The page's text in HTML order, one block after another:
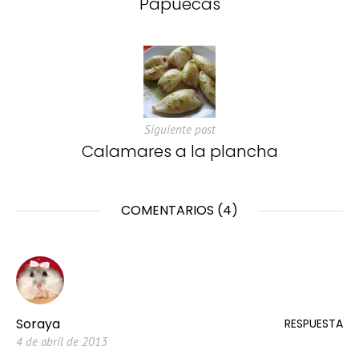
Siguiente post
Calamares a la plancha
COMENTARIOS (4)
RESPUESTA
Soraya
4 de abril de 2013